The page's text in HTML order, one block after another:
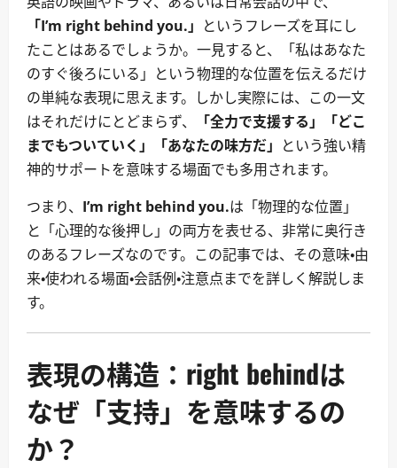
「I’m right behind you.」 というフレーズを耳にし
たことはあるでしょうか。一見すると、「私はあなた
のすぐ後ろにいる」という物理的な位置を伝えるだけ
の単純な表現に思えます。しかし実際には、この一文
はそれだけにとどまらず、
「全力で支援する」「どこ
までもついていく」「あなたの味方だ」 という強い精
神的サポートを意味する場面でも多用されます。
つまり、 I’m right behind you.は「物理的な位置」
と「心理的な後押し」の両方を表せる、非常に奥行き
のあるフレーズなのです。この記事では、その意味・由
来・使われる場面・会話例・注意点までを詳しく解説しま
す。
表現の構造：right behindは
なぜ「支持」を意味するの
か？